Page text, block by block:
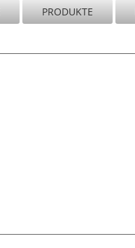
PRODUKTE